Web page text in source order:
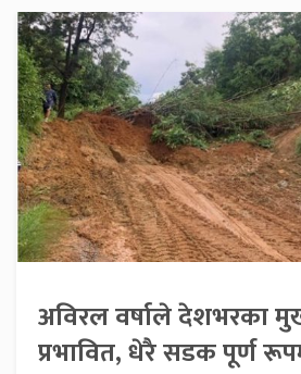
अविरल वर्षाले देशभरका
प्रभावित, धेरै सडक पूर्ण